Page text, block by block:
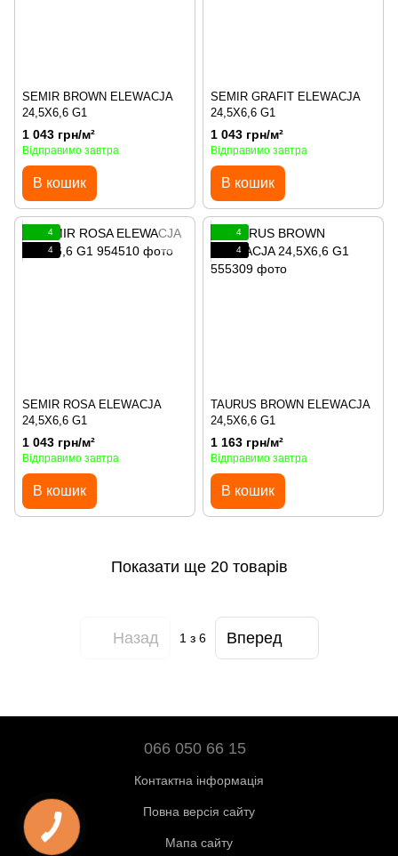
SEMIR BROWN ELEWACJA
24,5X6,6 G1
1 043 грн/м²
Відправимо завтра
В кошик
SEMIR GRAFIT ELEWACJA
24,5X6,6 G1
1 043 грн/м²
Відправимо завтра
В кошик
4
4
SEMIR ROSA ELEWACJA
24,5X6,6 G1
1 043 грн/м²
Відправимо завтра
В кошик
4
4
TAURUS BROWN ELEWACJA
24,5X6,6 G1
1 163 грн/м²
Відправимо завтра
В кошик
Показати ще 20 товарів
Назад 1з 6 Вперед
066 050 66 15
Контактна інформація
Повна версія сайту
Мапа сайту